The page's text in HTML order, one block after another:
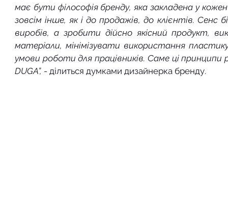
має бути філософія бренду, яка закладена у
зовсім інше, як і до продажів, до клієнтів. Сенс
виробів, а зробити дійсно якісний продукт,
матеріали, мінімізувати використання
умови роботи для працівників. Саме ці
DUGA”, - ділиться думками дизайнерка бренду.